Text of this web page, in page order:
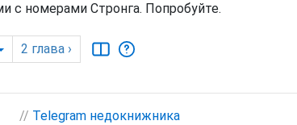
с номерами Стронга. Попробуйте.
2 глава ›
// Telegram недокнижника